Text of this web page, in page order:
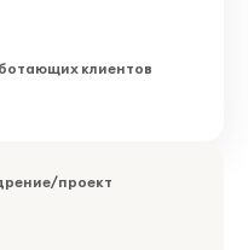
клиентов
проект